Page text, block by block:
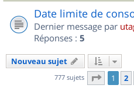
Date limite de
Dernier message par
Réponses : 5
Nouveau sujet
777 sujets Page 1
1 2